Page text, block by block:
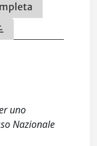
uno
Nazionale